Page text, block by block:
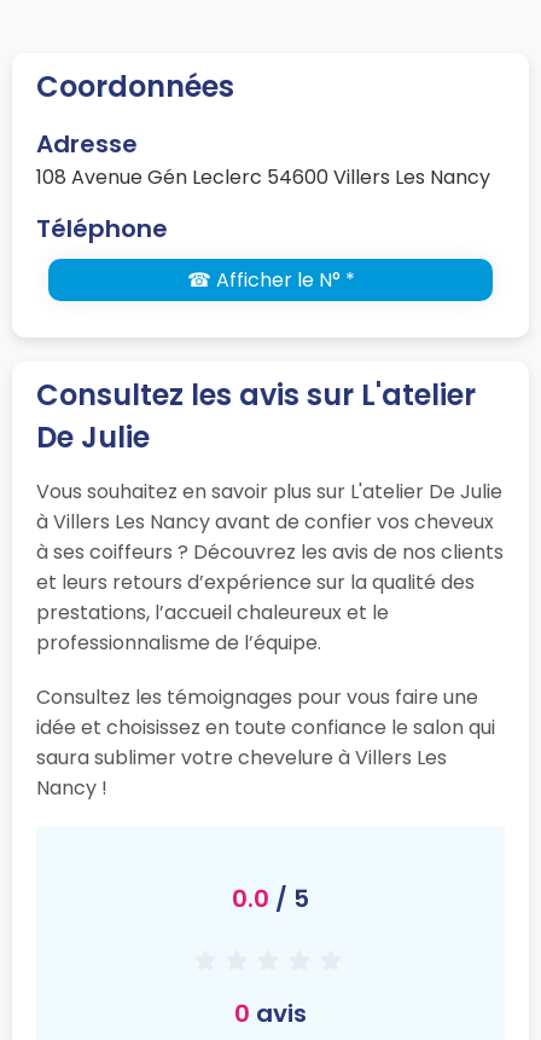
Coordonnées
Adresse
108 Avenue Gén Leclerc 54600 Villers Les Nancy
Téléphone
☎ Afficher le N° *
Consultez les avis sur L'atelier
De Julie
Vous souhaitez en savoir plus sur L'atelier De Julie
à Villers Les Nancy avant de confier vos cheveux
à ses coiffeurs ? Découvrez les avis de nos clients
et leurs retours d’expérience sur la qualité des
prestations, l’accueil chaleureux et le
professionnalisme de l’équipe.
Consultez les témoignages pour vous faire une
idée et choisissez en toute confiance le salon qui
saura sublimer votre chevelure à Villers Les
Nancy !
0.0 / 5
0 avis